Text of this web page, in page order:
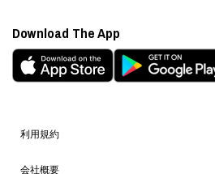
利用規約
会社概要
Download The App